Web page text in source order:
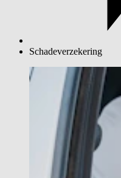
Schadeverzekering